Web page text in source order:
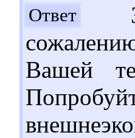
Ответ
Вашей